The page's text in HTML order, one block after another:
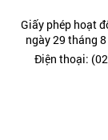
Giấy phép hoạt
ngày 29 tháng
Điện thoại: